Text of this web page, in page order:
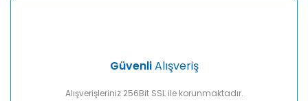
Ürün fiyatı diğer sitelerden daha pahalı.
GüvenliAlışveriş
Alışverişleriniz 256Bit SSL ile korunmaktadır.